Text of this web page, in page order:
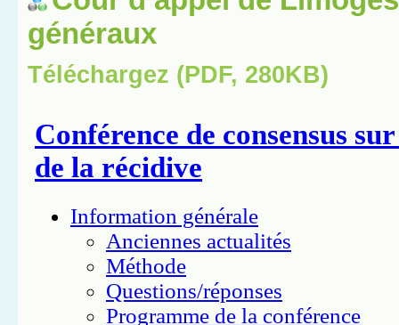
généraux
Téléchargez (PDF, 280KB)